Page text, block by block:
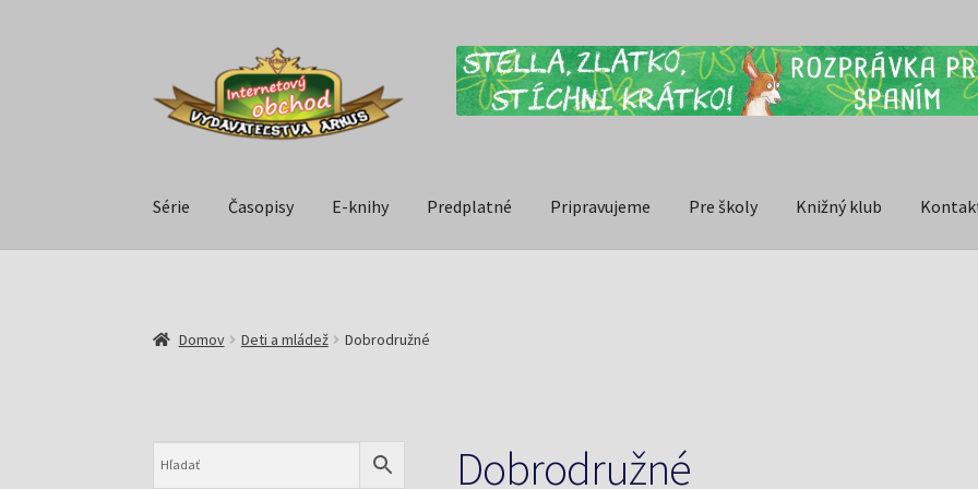
Série Časopisy E-knihy Predplatné Pripravujeme Pre školy Knižný klub
Domov Deti a mládež Dobrodružné
Dobrodružné